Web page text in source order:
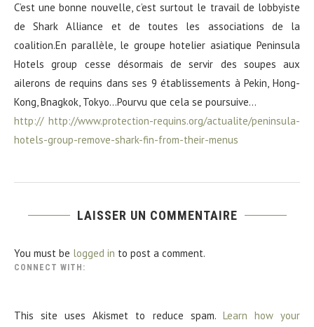
C’est une bonne nouvelle, c’est surtout le travail de lobbyiste
de Shark Alliance et de toutes les associations de la
coalition.En parallèle, le groupe hotelier asiatique Peninsula
Hotels group cesse désormais de servir des soupes aux
ailerons de requins dans ses 9 établissements à Pekin, Hong-
Kong, Bnagkok, Tokyo…Pourvu que cela se poursuive…
http:// http://www.protection-requins.org/actualite/peninsula-
hotels-group-remove-shark-fin-from-their-menus
LAISSER UN COMMENTAIRE
You must be logged in to post a comment.
CONNECT WITH:
This site uses Akismet to reduce spam. Learn how your